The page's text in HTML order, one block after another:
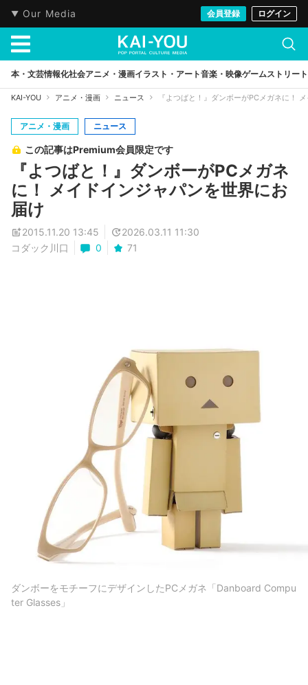
Our Media 会員登録 ログイン
本・文芸情報化社会アニメ・漫画イラスト・アート音楽・映像ゲームストリート
KAI-YOU アニメ・漫画 ニュース 『よつばと！』ダンボーがPCメガネに！
アニメ・漫画 ニュース
この記事はPremium会員限定です
『よつばと！』ダンボーがPCメガネ
に！ メイドインジャパンを世界にお
届け
2015.11.20 13:45
2026.03.11 11:30
コダック川口
0 71
ダンボーをモチーフにデザインしたPCメガネ「Danboard Compu
ter Glasses」